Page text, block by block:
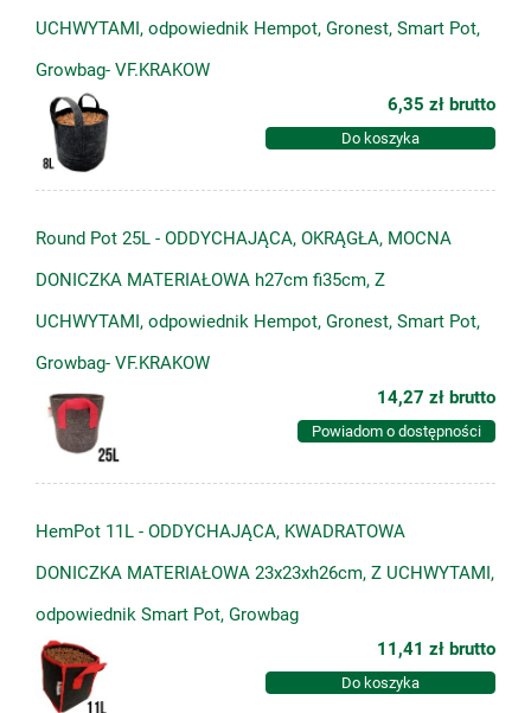
UCHWYTAMI, odpowiednik Hempot, Gronest, Smart Pot,
Growbag- VF.KRAKOW
6,35 zł brutto
Do koszyka
Round Pot 25L - ODDYCHAJĄCA, OKRĄGŁA, MOCNA
DONICZKA MATERIAŁOWA h27cm fi35cm, Z
UCHWYTAMI, odpowiednik Hempot, Gronest, Smart Pot,
Growbag- VF.KRAKOW
14,27 zł brutto
Powiadom o dostępności
HemPot 11L - ODDYCHAJĄCA, KWADRATOWA
DONICZKA MATERIAŁOWA 23x23xh26cm, Z UCHWYTAMI,
odpowiednik Smart Pot, Growbag
11,41 zł brutto
Do koszyka